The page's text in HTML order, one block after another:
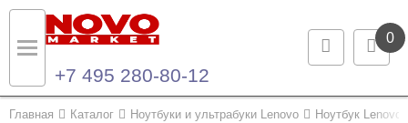
0
+7 495 280-80-12
Главная Каталог Ноутбуки и ультрабуки Lenovo Ноутбук Lenovo
Назад
Назад